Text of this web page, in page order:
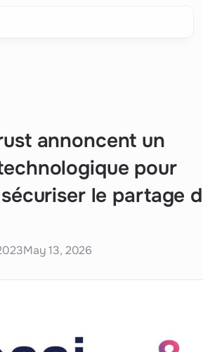
annoncent un
pour
le partage
May 13, 2026